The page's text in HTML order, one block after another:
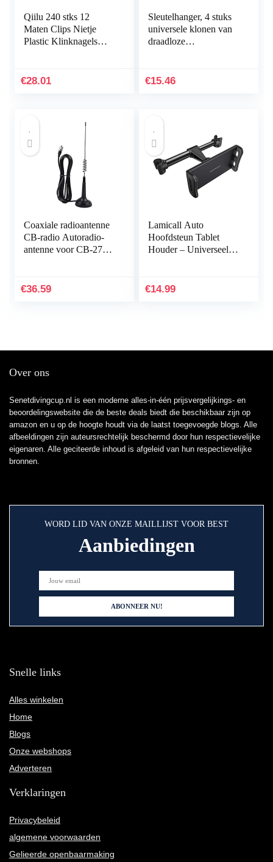
Qiilu 240 stks 12
Maten Clips Nietje
Plastic Klinknagels
Trim Clip Body…
€28.01
Sleutelhanger, 4 stuks
universele klonen van
draadloze
auto‘s, garagedeuren,
€15.46
Coaxiale radioantenne
CB-radio Autoradio-
antenne voor CB-27
€36.59
Lamicall Auto
Hoofdsteun Tablet
Houder – Universeel
Houder voor alle
€14.99
Over ons
Senetdivingcup.nl is een moderne alles-in-één prijsvergelijkings- en
beoordelingswebsite die de beste deals biedt die beschikbaar zijn op
amazon en u op de hoogte houdt via de laatst toegevoegde blogs. Alle
afbeeldingen zijn auteursrechtelijk beschermd door hun respectievelijke
eigenaren. Alle geciteerde inhoud is afgeleid van hun respectievelijke
bronnen.
WORD LID VAN ONZE MAILLIJST VOOR BEST
Aanbiedingen
Snelle links
Alles winkelen
Home
Blogs
Onze webshops
Adverteren
Verklaringen
Privacybeleid
algemene voorwaarden
Gelieerde openbaarmaking